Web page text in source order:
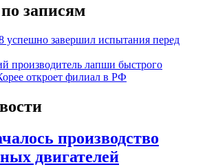
записям
успешно завершил испытания перед
производитель лапши быстрого
откроет филиал в РФ
производство
двигателей